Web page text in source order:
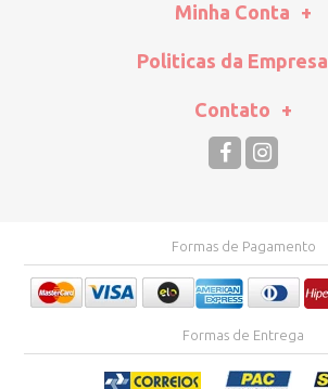
Minha Conta
Politicas da Empresa
Contato
Formas de Pagamento
Formas de Entrega